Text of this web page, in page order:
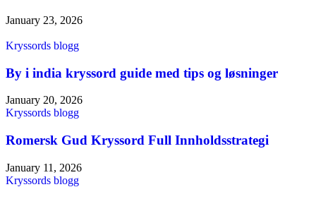
January 23, 2026
Kryssords blogg
By i india kryssord guide med tips og løsninger
January 20, 2026
Kryssords blogg
Romersk Gud Kryssord Full Innholdsstrategi
January 11, 2026
Kryssords blogg